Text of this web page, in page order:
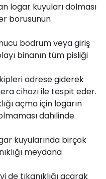
logar kuyuları dolması
borusunun
bodrum veya giriş
binanın tüm pisliği
adrese giderek
cihazı ile tespit eder.
açma için logarın
dahilinde
kuyularında birçok
meydana
tıkanıklığı açarak